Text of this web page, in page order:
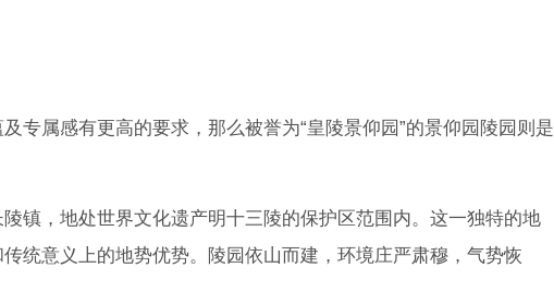
专属感有更高的要求，那么被誉为“皇陵景仰园”的景仰园陵园则是
镇，地处世界文化遗产明十三陵的保护区范围内。这一独特的地
统意义上的地势优势。陵园依山而建，环境庄严肃穆，气势恢